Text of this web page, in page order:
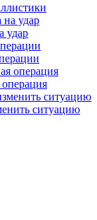
удар
ситуацию